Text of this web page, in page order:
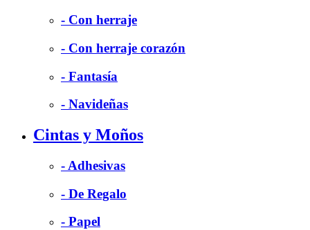
- Con herraje
- Con herraje corazón
- Fantasía
- Navideñas
Cintas y Moños
- Adhesivas
- De Regalo
- Papel